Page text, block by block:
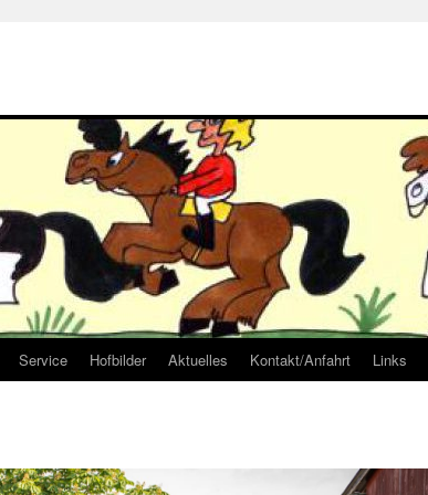
Service Hofbilder Aktuelles Kontakt/Anfahrt Links